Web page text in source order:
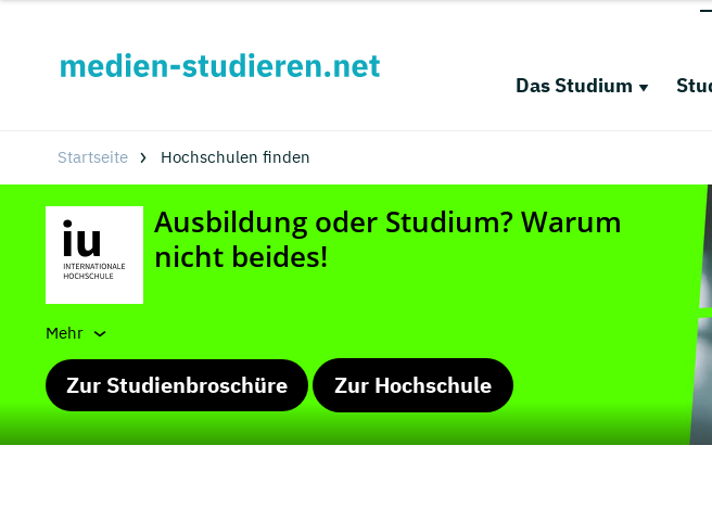
Das Studium
Startseite Hochschulen finden
Mehr
Zur Studienbroschüre Zur Hochschule